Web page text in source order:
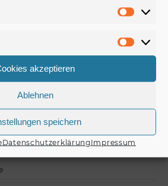
akzeptieren
Ablehnen
speichern
Datenschutzerklärung Impressum